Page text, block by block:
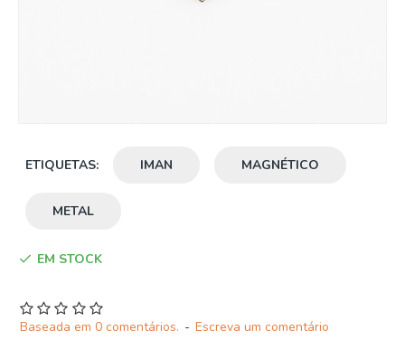
ETIQUETAS: IMAN MAGNÉTICO
METAL
EM STOCK
Baseada em 0 comentários. - Escreva um comentário